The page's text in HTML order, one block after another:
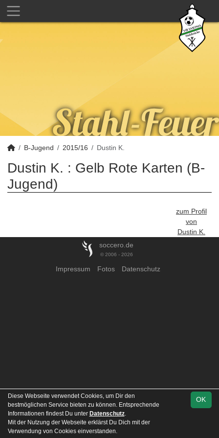
B-Jugend 2015/16 Dustin K.
Dustin K. : Gelb Rote Karten (B-
Jugend)
zum Profil
von
Dustin K.
soccero.de
© 2006 - 2026
Impressum Fotos Datenschutz
OK
Diese Webseite verwendet Cookies, um Dir den
bestmöglichen Service bieten zu können. Entsprechende
Informationen findest Du unter Datenschutz.
Mit der Nutzung der Webseite erklärst Du Dich mit der
Verwendung von Cookies einverstanden.